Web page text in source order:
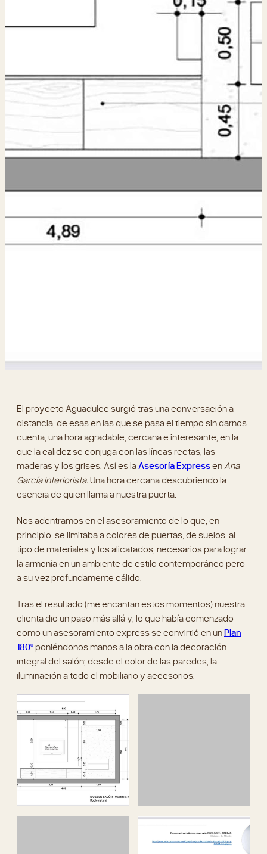
El proyecto Aguadulce surgió tras una conversación a
distancia, de esas en las que se pasa el tiempo sin darnos
cuenta, una hora agradable, cercana e interesante, en la
que la calidez se conjuga con las líneas rectas, las
maderas y los grises. Así es laAsesoría ExpressenAna
García Interiorista.Una hora cercana descubriendo la
esencia de quien llama a nuestra puerta.
Nos adentramos en el asesoramiento de lo que, en
principio, se limitaba a colores de puertas, de suelos, al
tipo de materiales y los alicatados, necesarios para lograr
la armonía en un ambiente de estilo contemporáneo pero
a su vez profundamente cálido.
Tras el resultado (me encantan estos momentos) nuestra
clienta dio un paso más allá y, lo que había comenzado
como un asesoramiento express se convirtió en unPlan
180ºponiéndonos manos a la obra con la decoración
integral del salón; desde el color de las paredes, la
iluminación a todo el mobiliario y accesorios.